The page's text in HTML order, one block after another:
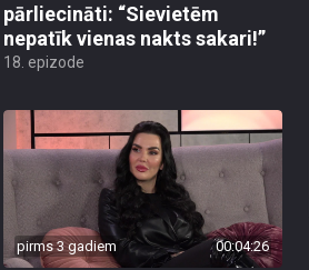
pārliecināti: “Sievietēm
nepatīk vienas nakts sakari!”
18. epizode
pirms 3 gadiem 00:04:26